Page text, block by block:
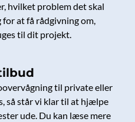
hvilket problem det skal
for at få rådgivning om,
til dit projekt.
til private eller
så står vi klar til at hjælpe
ude. Du kan læse mere